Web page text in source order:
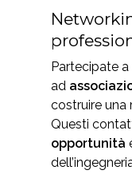
Partecipate a
ad
costruire una
Questi
opportunità